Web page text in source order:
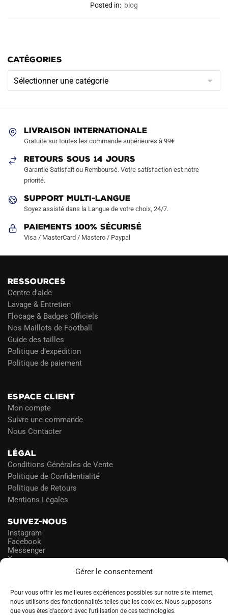
Gérer le consentement
Pour vous offrir les meilleures expériences possibles sur notre site internet,
nous utilisons des fonctionnalités telles que les cookies. Nous supposons
que vous êtes d'accord avec l'utilisation de ces technologies.
Posted in: blog
CATÉGORIES
Catégories
LIVRAISON INTERNATIONALE
Gratuite sur toutes les commande supérieures à 99€
RETOURS SOUS 14 JOURS
Garantie Satisfait ou Remboursé. Votre satisfaction est notre
priorité.
SUPPORT MULTI-LANGUE
Soyez assisté dans la Langue de votre choix, 24/7.
Paiements 100% Sécurisé
Visa / MasterCard / Mastero / Paypal
RESSOURCES
Centre d’aide
Lavage & Entretien
Flocage & Badges Officiels
Nos Maillots de Football
Guide des tailles
Politique d’expédition
Politique de paiement
ESPACE CLIENT
Mon compte
Suivre une commande
Nous Contacter
LÉGAL
Conditions Générales de Vente
Politique de Confidentialité
Politique de Retours
Mentions Légales
SUIVEZ-NOUS
Instagram
Facebook
Messenger
X